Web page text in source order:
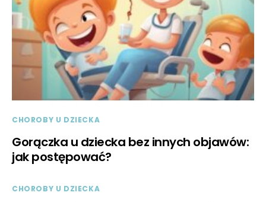
CHOROBY U DZIECKA
Gorączka u dziecka bez innych objawów:
jak postępować?
CHOROBY U DZIECKA